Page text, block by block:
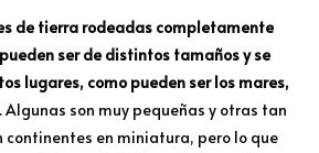
de tierra rodeadas completamente
ser de distintos tamaños y se
lugares, como pueden ser los mares,
. Algunas son muy pequeñas y otras tan
continentes en miniatura, pero lo que